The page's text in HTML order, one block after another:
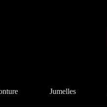
Jumelles